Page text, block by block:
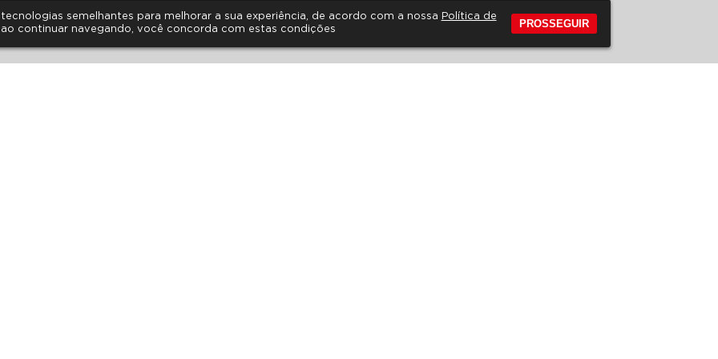
semelhantes para melhorar a sua experiência, de acordo com a nossa Política de
ao continuar navegando, você concorda com estas condições PROSSEGUIR